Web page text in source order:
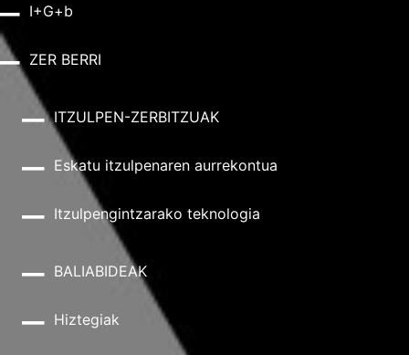
I+G+b
ZER BERRI
ITZULPEN-ZERBITZUAK
Eskatu itzulpenaren aurrekontua
Itzulpengintzarako teknologia
BALIABIDEAK
Hiztegiak